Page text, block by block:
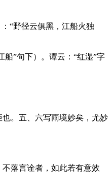
“野径云俱黑，江船火独
”句下）。谭云：“红湿”字
。五、六写雨境妙矣，尤妙
落言诠者，如此若有意效